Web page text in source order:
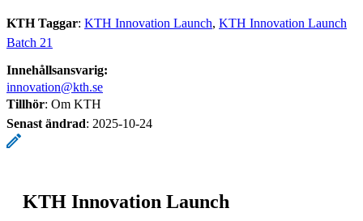
KTH Taggar: KTH Innovation Launch KTH Innovation Launch
Batch 21
Innehållsansvarig:
innovation@kth.se
Tillhör: Om KTH
Senast ändrad: 2025-10-24
KTH Innovation Launch